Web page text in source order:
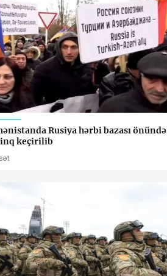
Rusiya hərbi bazası önündə
keçirilib